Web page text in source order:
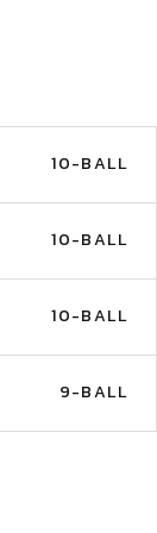
10-BALL
10-BALL
10-BALL
9-BALL